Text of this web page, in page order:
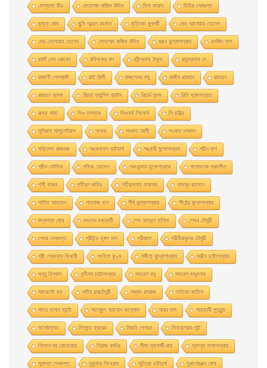
মােস্তফা মীর মােহাম্মদ নাজিম উদ্দিন মিনা ফারাহ মিহির সেনগুপ্ত
মুক্তা ঘোষ মুন্সি আব্দুল রহমান মৃত্তিকা মুখার্জী মোঃ আনোয়ার হোসেন
মোঃ দেলোয়ার হােসেন মোহাম্মদ নাজিম উদ্দিন রঞ্জন বন্দ্যোপাধ্যায় রণজিৎ দাশ
রবার্ট পেন ওয়ারেন রবিশংকর বল রবীন্দ্রনাথ ঠাকুর রমেন্দ্রনাথ দে
রম্যাণী গোস্বামী রাই শিল্পী রাজশেখর বসু রাজীব রায়হান রামায়ণ
রায়হান আলম রিচার্ড ফ্রান্সিস বারটন রিচার্ড হুগস রিনি গঙ্গোপাধ্যায়
রূপক সাহা লিও তলস্তয় লিওনার্ড স্মিথের্স লি চাইল্ড
লুসিয়াস আপুলেইয়াস শংকর শওকত আলী শওকত ওসমান
শক্তিপদ রাজগুরু শঙ্করলাল ভট্টাচার্য শঙ্করী মুখােপাধ্যায় শচীন দাশ
শচীন ভৌমিক শফিক রেহমান শরৎকুমার মুখোপাধ্যায় শলোমনের পরমগীত
শশী থারুর শহীদুল জহির শহীদুল্লাহ কায়সার শামসুর রাহমান
শামিম আহমেদ শাহবাজ খান শীর্ষ বন্দ্যোপাধ্যায় শীর্ষেন্দু মুখোপাধ্যায়
শুদ্ধসত্ব ঘোষ শুভদেব চক্রবর্তী শেখ আবদুল হাকিম শেখর চৌধুরী
শেখর সেনগুপ্ত শ্রীইন্দু ভূষণ দাস শ্রীজাত শ্রীনীরদচন্দ্র চৌধুরী
শ্রী প্রেমদাস ভিখারী সংহিতা কুণ্ড সঙ্গীতা বন্দ্যোপাধ্যায় সঞ্জীব চট্টোপাধ্যায়
সন্তু বিশ্বাস সন্দীপন চট্টোপাধ্যায় সমরেশ বসু সমরেশ মজুমদার
সমারসেট মম সমীর রায়চৌধুরী সম্বাদ রসরাজ সাইয়েদ জামিল
সাদত হাসান মান্টো সাদেকুল আহসান কল্লোল সায়ন দাস সায়ন্তনী পূততুন্ড
সা’দউল্লাহ সিগমন্ড ফ্রয়েড সিডনি শেলডন সিনক্লেয়ার লুই
সিমোন দ্য বোভোয়ার সিরাজ কাদির সীমা ব্যানার্জী-রায় সুকান্ত গঙ্গোপাধ্যায়
সুকান্ত সেনগুপ্ত সুকুমার সিংহরায় সুচিত্রা ভট্টাচার্য সুধাংশরঞ্জন ঘোষ